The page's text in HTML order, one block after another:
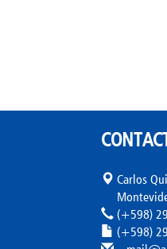
Carlos
(+598)
(+598)